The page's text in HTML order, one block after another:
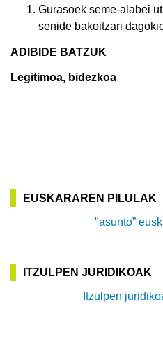
Gurasoek seme-alabei
senide bakoitzari
ADIBIDE BATZUK
Legitimoa, bidezkoa
EUSKARAREN PILULAK
"asunto”
ITZULPEN JURIDIKOAK
Itzulpen